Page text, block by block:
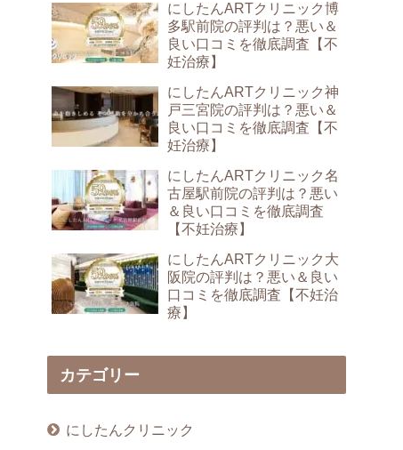
にしたんARTクリニック博
多駅前院の評判は？悪い＆
良い口コミを徹底調査【不
妊治療】
にしたんARTクリニック神
戸三宮院の評判は？悪い＆
良い口コミを徹底調査【不
妊治療】
にしたんARTクリニック名
古屋駅前院の評判は？悪い
＆良い口コミを徹底調査
【不妊治療】
にしたんARTクリニック大
阪院の評判は？悪い＆良い
口コミを徹底調査【不妊治
療】
カテゴリー
にしたんクリニック